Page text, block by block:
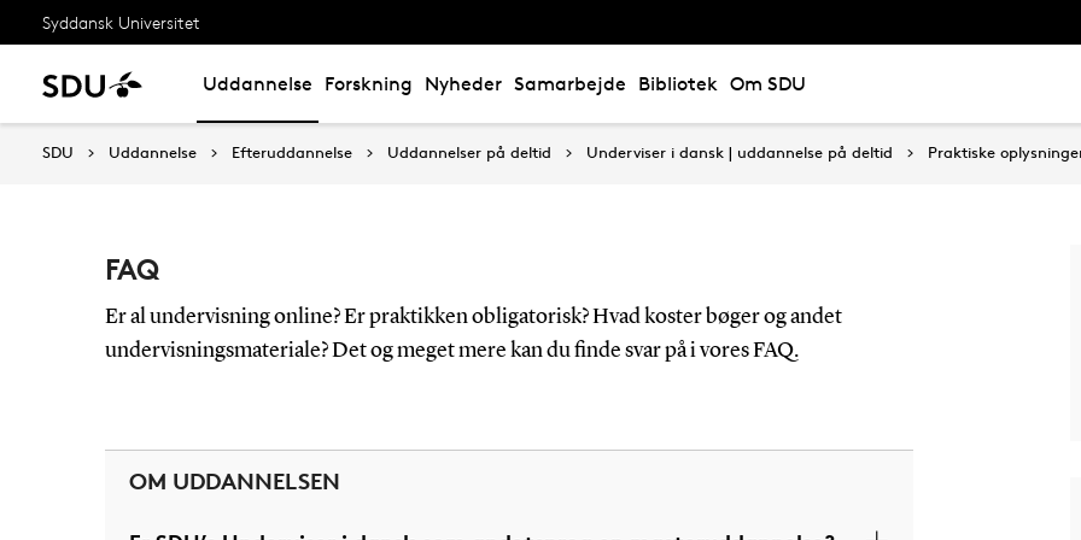
Syddansk Universitet
Uddannelse Forskning Nyheder Samarbejde Bibliotek Om SDU
SDU Uddannelse Efteruddannelse Uddannelser på deltid Underviser i dansk | uddannelse på deltid Praktiske
FAQ
Er al undervisning online? Er praktikken obligatorisk? Hvad koster bøger og andet
undervisningsmateriale? Det og meget mere kan du finde svar på i vores FAQ.
OM UDDANNELSEN